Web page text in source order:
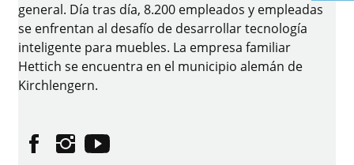
general. Día tras día, 8.200 empleados y empleadas
se enfrentan al desafío de desarrollar tecnología
inteligente para muebles. La empresa familiar
Hettich se encuentra en el municipio alemán de
Kirchlengern.
FacebookInstagramYouTube